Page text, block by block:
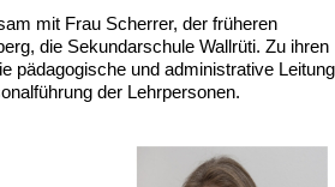
mit Frau Scherrer, der früheren
die Sekundarschule Wallrüti. Zu ihren
pädagogische und administrative Leitung
der Lehrpersonen.